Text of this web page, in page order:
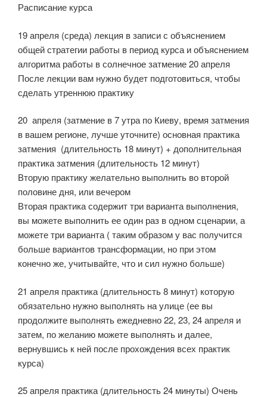
Расписание курса
19 апреля (среда) лекция в записи с объяснением
общей стратегии работы в период курса и объяснением
алгоритма работы в солнечное затмение 20 апреля
После лекции вам нужно будет подготовиться, чтобы
сделать утреннюю практику
20 апреля (затмение в 7 утра по Киеву, время затмения
в вашем регионе, лучше уточните) основная практика
затмения (длительность 18 минут) + дополнительная
практика затмения (длительность 12 минут)
Вторую практику желательно выполнить во второй
половине дня, или вечером
Вторая практика содержит три варианта выполнения,
вы можете выполнить ее один раз в одном сценарии, а
можете три варианта ( таким образом у вас получится
больше вариантов трансформации, но при этом
конечно же, учитывайте, что и сил нужно больше)
21 апреля практика (длительность 8 минут) которую
обязательно нужно выполнять на улице (ее вы
продолжите выполнять ежедневно 22, 23, 24 апреля и
затем, по желанию можете выполнять и далее,
вернувшись к ней после прохождения всех практик
курса)
25 апреля практика (длительность 24 минуты) Очень